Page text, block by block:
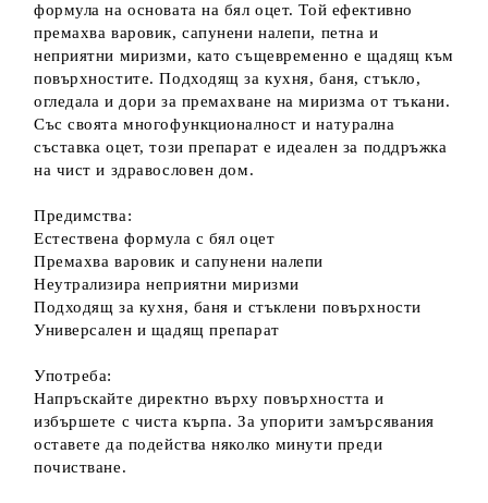
формула на основата на бял оцет. Той ефективно
премахва варовик, сапунени налепи, петна и
неприятни миризми, като същевременно е щадящ към
повърхностите. Подходящ за кухня, баня, стъкло,
огледала и дори за премахване на миризма от тъкани.
Със своята многофункционалност и натурална
съставка оцет, този препарат е идеален за поддръжка
на чист и здравословен дом.
Предимства:
Естествена формула с бял оцет
Премахва варовик и сапунени налепи
Неутрализира неприятни миризми
Подходящ за кухня, баня и стъклени повърхности
Универсален и щадящ препарат
Употреба:
Напръскайте директно върху повърхността и
избършете с чиста кърпа. За упорити замърсявания
оставете да подейства няколко минути преди
почистване.